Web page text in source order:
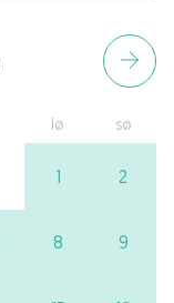
lø sø
1 2
8 9